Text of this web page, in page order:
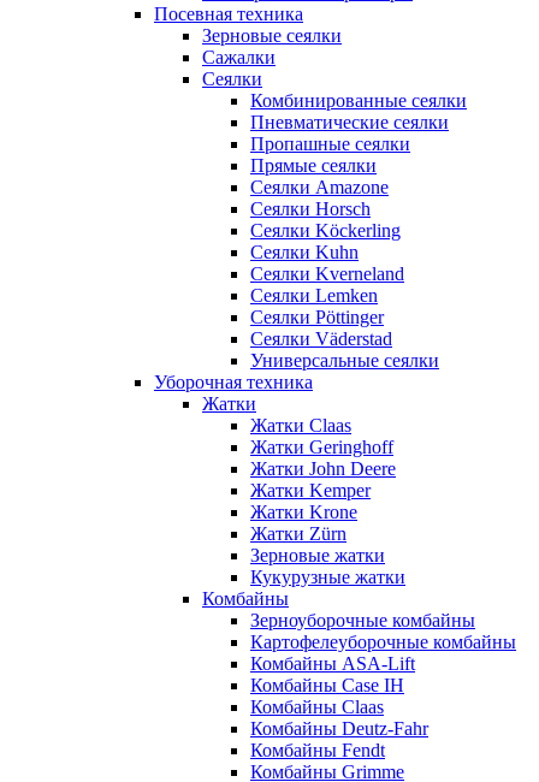
Посевная техника
Зерновые сеялки
Сажалки
Сеялки
Комбинированные сеялки
Пневматические сеялки
Пропашные сеялки
Прямые сеялки
Сеялки Amazone
Сеялки Horsch
Сеялки Köckerling
Сеялки Kuhn
Сеялки Kverneland
Сеялки Lemken
Сеялки Pöttinger
Сеялки Väderstad
Универсальные сеялки
Уборочная техника
Жатки
Жатки Claas
Жатки Geringhoff
Жатки John Deere
Жатки Kemper
Жатки Krone
Жатки Zürn
Зерновые жатки
Кукурузные жатки
Комбайны
Зерноуборочные комбайны
Картофелеуборочные комбайны
Комбайны ASA-Lift
Комбайны Case IH
Комбайны Claas
Комбайны Deutz-Fahr
Комбайны Fendt
Комбайны Grimme